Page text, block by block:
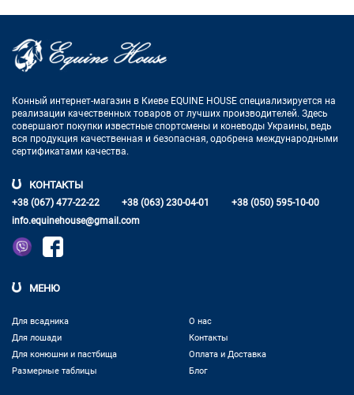
Конный интернет-магазин в Киеве EQUINE HOUSE специализируется на
реализации качественных товаров от лучших производителей. Здесь
совершают покупки известные спортсмены и коневоды Украины, ведь
вся продукция качественная и безопасная, одобрена международными
сертификатами качества.
КОНТАКТЫ
+38 (067) 477-22-22 +38 (063) 230-04-01
+38 (050) 595-10-00
info.equinehouse@gmail.com
МЕНЮ
Для всадника
Для лошади
Для конюшни и пастбища
Размерные таблицы
О нас
Контакты
Оплата и Доставка
Блог